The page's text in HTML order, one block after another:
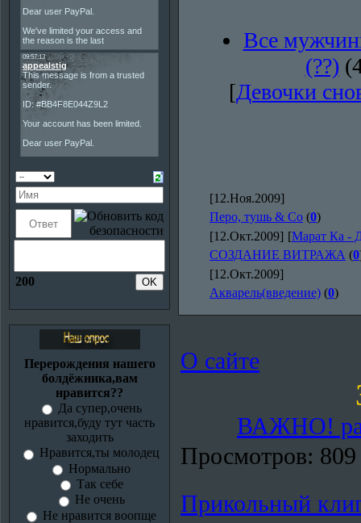
200
Перерождения нашего
болдёжника,вам
нравится??
Да супер,очень
нравится,буду тут часть
заходить
Нравится,ты молодец
Нормально
Так себе
Не очень
Не нравится воопще
Все
(??)
[Девочки
[12.Ноя.2009]
Перо, тушь & Co (0)
[12.Окт.2009] [Марат Ка -
СОЗДАНИЕ ВИТРАЖА (0
[12.Окт.2009]
Акварель(введение) (0)
О сайте
ВАЖНО!
Просмотров: 809
Прикольный